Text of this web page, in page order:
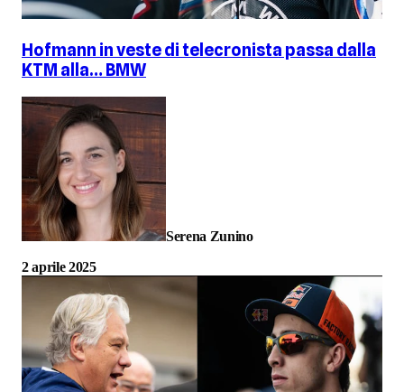
Hofmann in veste di telecronista passa dalla
KTM alla… BMW
Serena Zunino
2 aprile 2025